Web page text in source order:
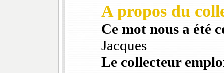
A propos du
Ce mot nous a été
Jacques
Le collecteur